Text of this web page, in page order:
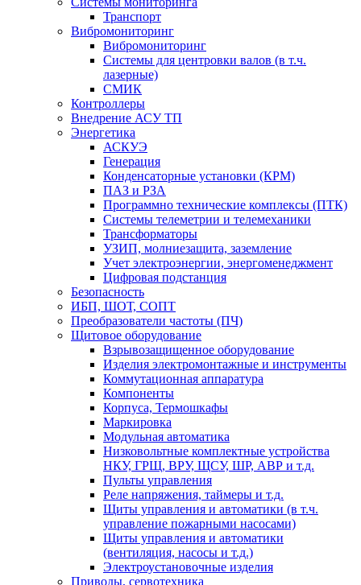
Транспорт
Вибромониторинг
Вибромониторинг
Системы для центровки валов (в т.ч.
лазерные)
СМИК
Контроллеры
Внедрение АСУ ТП
Энергетика
АСКУЭ
Генерация
Конденсаторные установки (КРМ)
ПАЗ и РЗА
Программно технические комплексы (ПТК)
Системы телеметрии и телемеханики
Трансформаторы
УЗИП, молниезащита, заземление
Учет электроэнергии, энергоменеджмент
Цифровая подстанция
Безопасность
ИБП, ШОТ, СОПТ
Преобразователи частоты (ПЧ)
Щитовое оборудование
Взрывозащищенное оборудование
Изделия электромонтажные и инструменты
Коммутационная аппаратура
Компоненты
Корпуса, Термошкафы
Маркировка
Модульная автоматика
Низковольтные комплектные устройства
НКУ, ГРЩ, ВРУ, ЩСУ, ШР, АВР и т.д.
Пульты управления
Реле напряжения, таймеры и т.д.
Щиты управления и автоматики (в т.ч.
управление пожарными насосами)
Щиты управления и автоматики
(вентиляция, насосы и т.д.)
Электроустановочные изделия
Приводы, сервотехника